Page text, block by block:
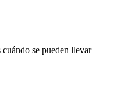
se pueden llevar